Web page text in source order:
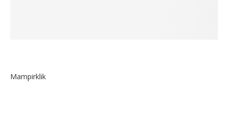
Mampirklik